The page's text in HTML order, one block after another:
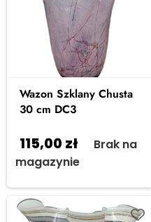
Wazon Szklany Chusta
30 cm DC3
115,00 zł
Brak na
magazynie